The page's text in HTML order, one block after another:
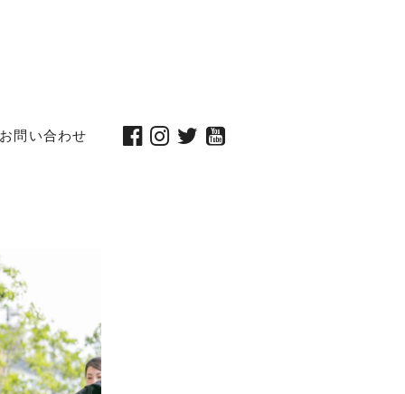
お問い合わせ